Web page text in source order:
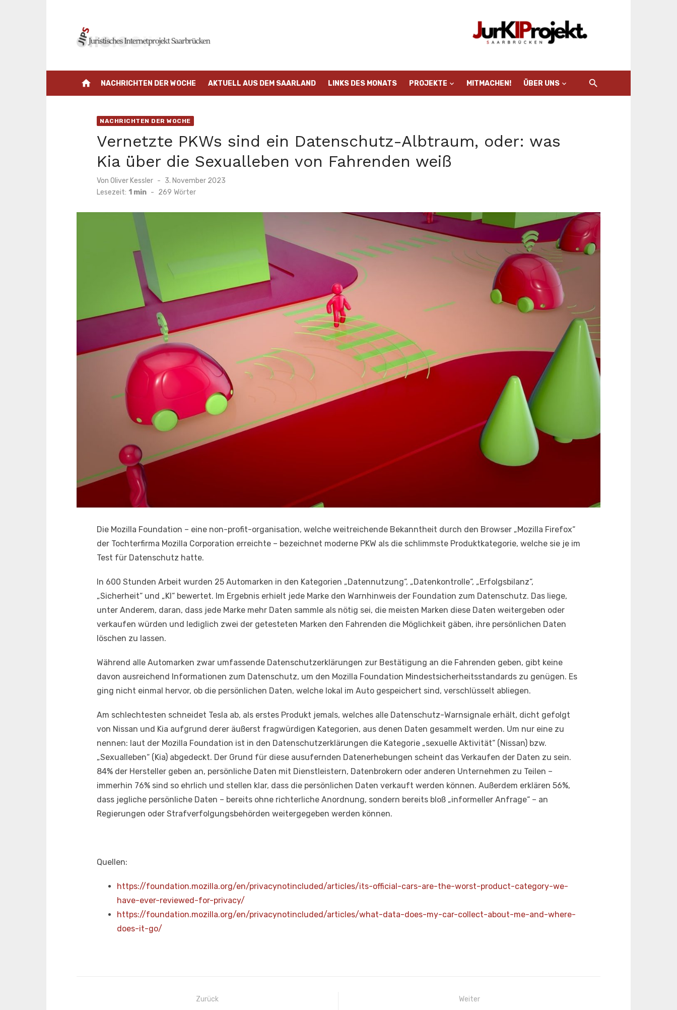
home NACHRICHTEN DER WOCHE AKTUELL AUS DEM SAARLAND LINKS DES MONATS PROJEKTE MITMACHEN! ÜBER UNS
NACHRICHTEN DER WOCHE
Vernetzte PKWs sind ein Datenschutz-Albtraum, oder: was
Kia über die Sexualleben von Fahrenden weiß
Von Oliver Kessler
Veröffentlicht
am
3. November 2023
Lesezeit: 1 min - 269 Wörter
Die Mozilla Foundation – eine non-profit-organisation, welche weitreichende Bekanntheit durch den Browser „Mozilla Firefox“
der Tochterfirma Mozilla Corporation erreichte – bezeichnet moderne PKW als die schlimmste Produktkategorie, welche sie je im
Test für Datenschutz hatte.
In 600 Stunden Arbeit wurden 25 Automarken in den Kategorien „Datennutzung“, „Datenkontrolle“, „Erfolgsbilanz“,
„Sicherheit“ und „KI“ bewertet. Im Ergebnis erhielt jede Marke den Warnhinweis der Foundation zum Datenschutz. Das liege,
unter Anderem, daran, dass jede Marke mehr Daten sammle als nötig sei, die meisten Marken diese Daten weitergeben oder
verkaufen würden und lediglich zwei der getesteten Marken den Fahrenden die Möglichkeit gäben, ihre persönlichen Daten
löschen zu lassen.
Während alle Automarken zwar umfassende Datenschutzerklärungen zur Bestätigung an die Fahrenden geben, gibt keine
davon ausreichend Informationen zum Datenschutz, um den Mozilla Foundation Mindestsicherheitsstandards zu genügen. Es
ging nicht einmal hervor, ob die persönlichen Daten, welche lokal im Auto gespeichert sind, verschlüsselt abliegen.
Am schlechtesten schneidet Tesla ab, als erstes Produkt jemals, welches alle Datenschutz-Warnsignale erhält, dicht gefolgt
von Nissan und Kia aufgrund derer äußerst fragwürdigen Kategorien, aus denen Daten gesammelt werden. Um nur eine zu
nennen: laut der Mozilla Foundation ist in den Datenschutzerklärungen die Kategorie „sexuelle Aktivität“ (Nissan) bzw.
„Sexualleben“ (Kia) abgedeckt. Der Grund für diese ausufernden Datenerhebungen scheint das Verkaufen der Daten zu sein.
84% der Hersteller geben an, persönliche Daten mit Dienstleistern, Datenbrokern oder anderen Unternehmen zu Teilen –
immerhin 76% sind so ehrlich und stellen klar, dass die persönlichen Daten verkauft werden können. Außerdem erklären 56%,
dass jegliche persönliche Daten – bereits ohne richterliche Anordnung, sondern bereits bloß „informeller Anfrage“ – an
Regierungen oder Strafverfolgungsbehörden weitergegeben werden können.
Quellen:
https://foundation.mozilla.org/en/privacynotincluded/articles/its-official-cars-are-the-worst-product-category-we-
have-ever-reviewed-for-privacy/
https://foundation.mozilla.org/en/privacynotincluded/articles/what-data-does-my-car-collect-about-me-and-where-
does-it-go/
BeitragsnavigationZurück Weiter